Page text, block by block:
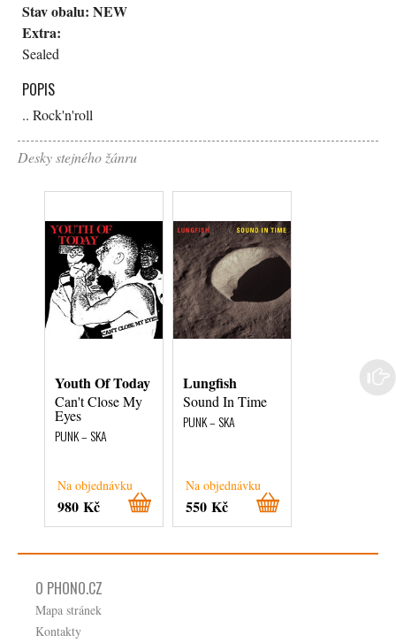
Stav obalu: NEW
Extra:
Sealed
POPIS
.. Rock'n'roll
Desky stejného žánru
Youth Of Today
Can't Close My
Eyes
PUNK – SKA
Na objednávku
980 Kč
Lungfish
Sound In Time
PUNK – SKA
Na objednávku
550 Kč
Beachdog
Crawl In
O PHONO.CZ
Mapa stránek
Kontakty